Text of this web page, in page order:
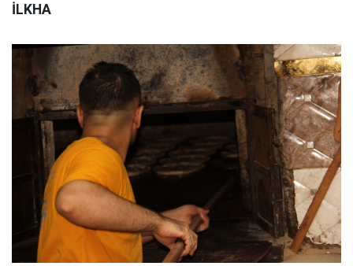
İLKHA